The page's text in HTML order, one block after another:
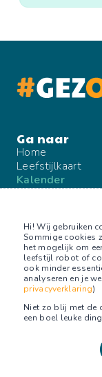
Hi! Wij gebruiken
Sommige cookies
het mogelijk om
leefstijl robot of
ook minder
analyseren en je
privacyverklaring)
Niet zo blij met de
een boel leuke
Home
Leefstijlkaart
Kalender
Blog
Contact
Volg ons op
Facebook
Facebook
© 2026